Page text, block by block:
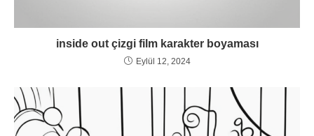
inside out çizgi film karakter boyaması
Eylül 12, 2024